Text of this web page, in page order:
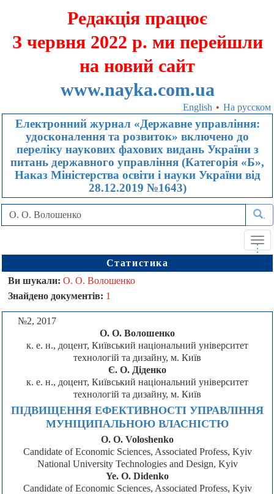
Редакція працює
З червня 2022 р. ми перейшли
на новий сайт
www.nayka.com.ua
English • На русском
Електронний журнал «Державне управління:
удосконалення та розвиток» включено до
переліку наукових фахових видань України з
питань державного управління (Категорія «Б»,
Наказ Міністерства освіти і науки України від
28.12.2019 №1643)
...
Статистика
Ви шукали: О. О. Волошенко
Знайдено документів: 1
№2, 2017
О. О. Волошенко
к. е. н., доцент, Київський національний університет
технологій та дизайну, м. Київ
Є. О. Діденко
к. е. н., доцент, Київський національний університет
технологій та дизайну, м. Київ
ПІДВИЩЕННЯ ЕФЕКТИВНОСТІ УПРАВЛІННЯ
МУНІЦИПАЛЬНОЮ ВЛАСНІСТЮ
O. O. Voloshenko
Candidate of Economic Sciences, Associated Profess, Kyiv
National University Technologies and Design, Kyiv
Ye. O. Didenko
Candidate of Economic Sciences, Associated Profess, Kyiv